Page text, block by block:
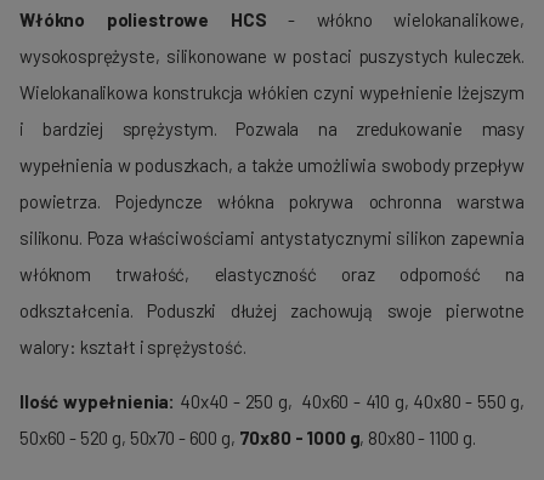
Włókno poliestrowe HCS - włókno wielokanalikowe,
wysokosprężyste, silikonowane w postaci puszystych kuleczek.
Wielokanalikowa konstrukcja włókien czyni wypełnienie lżejszym
i bardziej sprężystym. Pozwala na zredukowanie masy
wypełnienia w poduszkach, a także umożliwia swobody przepływ
powietrza. Pojedyncze włókna pokrywa ochronna warstwa
silikonu. Poza właściwościami antystatycznymi silikon zapewnia
włóknom trwałość, elastyczność oraz odporność na
odkształcenia. Poduszki dłużej zachowują swoje pierwotne
walory: kształt i sprężystość.
Ilość wypełnienia: 40x40 - 250 g, 40x60 - 410 g, 40x80 - 550 g,
50x60 - 520 g, 50x70 - 600 g, 70x80 - 1000 g, 80x80 - 1100 g.